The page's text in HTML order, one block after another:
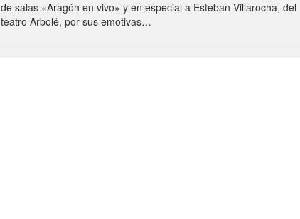
de salas «Aragón en vivo» y en especial a Esteban Villarocha, del
teatro Arbolé, por sus emotivas…